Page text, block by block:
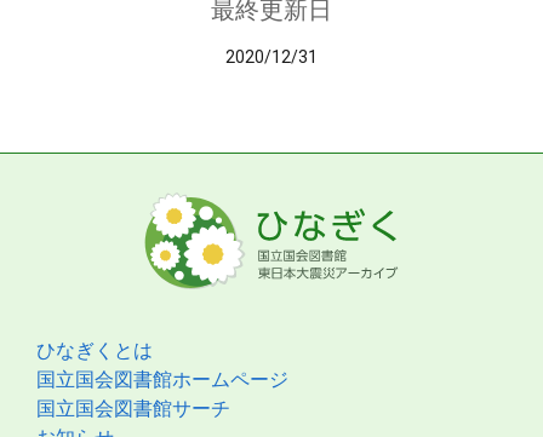
最終更新日
2020/12/31
ひなぎくとは
国立国会図書館ホームページ
国立国会図書館サーチ